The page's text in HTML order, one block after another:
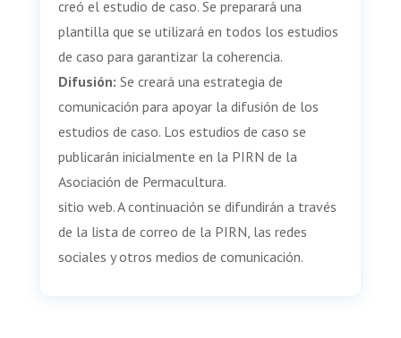
creó el estudio de caso. Se preparará una
plantilla que se utilizará en todos los estudios
de caso para garantizar la coherencia.
Difusión: Se creará una estrategia de
comunicación para apoyar la difusión de los
estudios de caso. Los estudios de caso se
publicarán inicialmente en la PIRN de la
Asociación de Permacultura.
sitio web. A continuación se difundirán a través
de la lista de correo de la PIRN, las redes
sociales y otros medios de comunicación.